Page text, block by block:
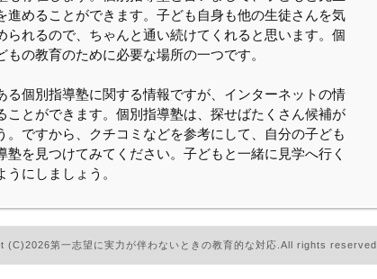
進めることができます。子ども自身も他の生徒さんを気
られるので、ちゃんと通い続けてくれると思います。個
もの教育のために必要な場所の一つです。
る個別指導塾に関する情報ですが、インターネットの情
ことができます。個別指導塾は、探せばたくさん候補が
。ですから、クチコミなどを参考にして、自分の子ども
塾を見つけてみてください。子どもと一緒に見学へ行く
うにしましょう。
(C)2026第一志望に実力が伴わないときの教育的な対応.All rights reserved.